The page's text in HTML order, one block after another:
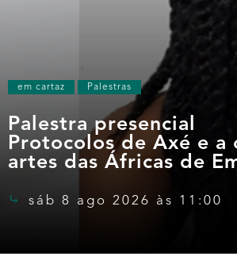
em cartaz Palestras
Palestra presencial
Protocolos de Axé e a
artes das Áfricas de
sáb 8 ago 2026 às 11:00